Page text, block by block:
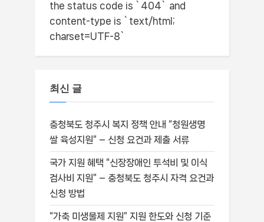
the status code is `404` and
content-type is `text/html;
charset=UTF-8`
최신 글
충청북도 청주시 복지 정책 안내 “청원생명
쌀 육성지원” – 신청 요건과 제출 서류
국가 지원 혜택 “신장장애인 투석비 및 이식
검사비 지원” – 충청북도 청주시 자격 요건과
신청 방법
“가축 미생물제 지원” 지원 한도와 신청 기준